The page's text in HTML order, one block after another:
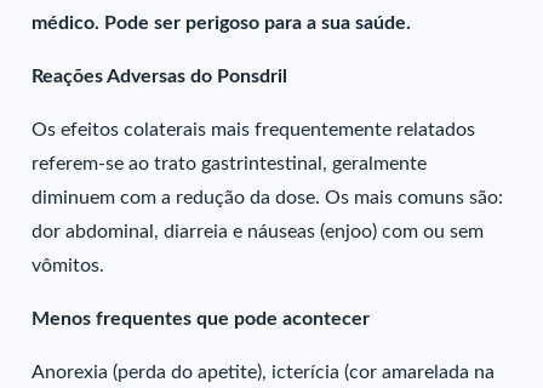
médico. Pode ser perigoso para a sua saúde.
Reações Adversas do Ponsdril
Os efeitos colaterais mais frequentemente relatados
referem-se ao trato gastrintestinal, geralmente
diminuem com a redução da dose. Os mais comuns são:
dor abdominal, diarreia e náuseas (enjoo) com ou sem
vômitos.
Menos frequentes que pode acontecer
Anorexia (perda do apetite), icterícia (cor amarelada na